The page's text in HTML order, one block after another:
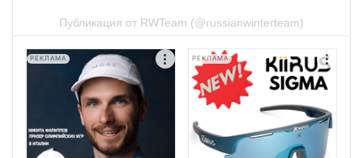
Публикация от RWTeam (@russianwinterteam)
РЕКЛАМА РЕКЛАМА